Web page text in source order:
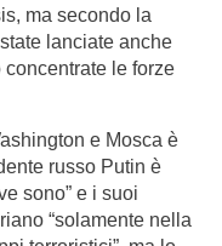
ma secondo la
lanciate anche
le forze
e Mosca è
russo Putin è
sono” e i suoi
“solamente nella